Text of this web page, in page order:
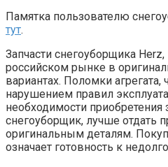
Памятка пользователю
тут.
Запчасти снегоуборщика
российском рынке в
вариантах. Поломки
нарушением правил
необходимости приобретения
снегоуборщик, лучше отдать
оригинальным деталям.
означает готовность к